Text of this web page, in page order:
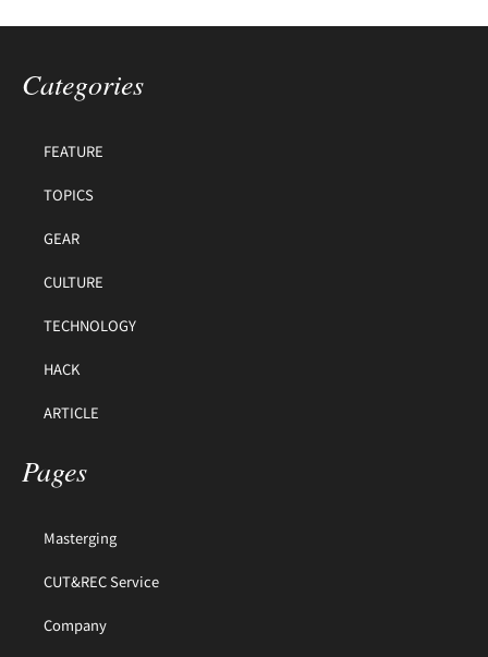
Categories
FEATURE
TOPICS
GEAR
CULTURE
TECHNOLOGY
HACK
ARTICLE
Pages
Masterging
CUT&REC Service
Company